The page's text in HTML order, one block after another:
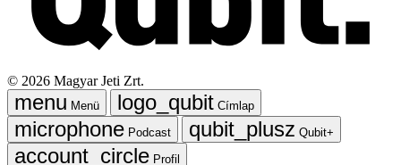
© 2026 Magyar Jeti Zrt.
Menü
Címlap
Podcast
Qubit+
Profil